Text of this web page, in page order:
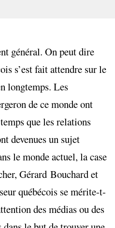
général. On peut dire
s’est fait attendre sur le
longtemps. Les
de ce monde ont
que les relations
devenues un sujet
le monde actuel, la case
Gérard Bouchard et
québécois se mérite-t-
des médias ou des